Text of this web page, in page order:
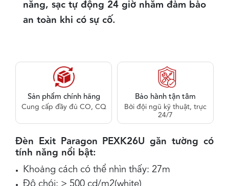
năng, sạc tự động 24 giờ nhằm đảm bảo
an toàn khi có sự cố.
Sản phẩm chính hãng
Cung cấp đầy đủ CO, CQ
Bảo hành tận tâm
Bởi đội ngũ kỹ thuật, trực
24/7
Đèn Exit Paragon PEXK26U gắn tường có
tính năng nổi bật:
Khoảng cách có thể nhìn thấy: 27m